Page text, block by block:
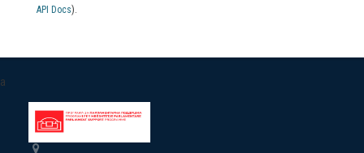
API Docs).
a